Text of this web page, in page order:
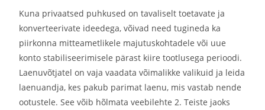
Kuna privaatsed puhkused on tavaliselt toetavate ja
konverteerivate ideedega, võivad need tugineda ka
piirkonna mitteametlikele majutuskohtadele või uue
konto stabiliseerimisele pärast kiire tootlusega perioodi.
Laenuvõtjatel on vaja vaadata võimalikke valikuid ja leida
laenuandja, kes pakub parimat laenu, mis vastab nende
ootustele. See võib hõlmata veebilehte 2. Teiste jaoks